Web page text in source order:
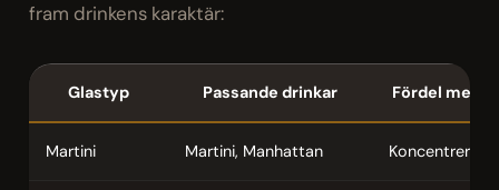
fram drinkens karaktär:
Glastyp Passande drinkar Fördel med
Martini Martini, Manhattan Koncentrerar